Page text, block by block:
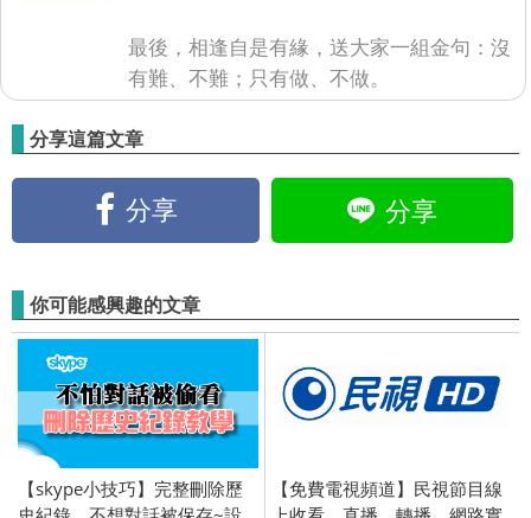
最後，相逢自是有緣，送大家一組金句：沒
有難、不難；只有做、不做。
分享這篇文章
分享 分享
你可能感興趣的文章
【skype小技巧】完整刪除歷
【免費電視頻道】民視節目線